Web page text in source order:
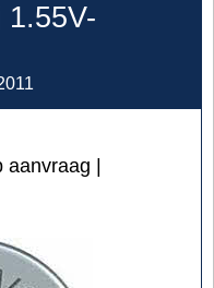
1.55V-
aanvraag |